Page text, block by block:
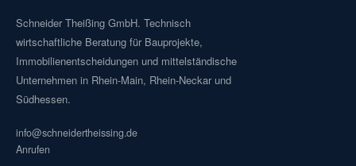
Schneider Theißing GmbH. Technisch
wirtschaftliche Beratung für Bauprojekte,
Immobilienentscheidungen und mittelständische
Unternehmen in Rhein-Main, Rhein-Neckar und
Südhessen.
info@schneidertheissing.de
Anrufen